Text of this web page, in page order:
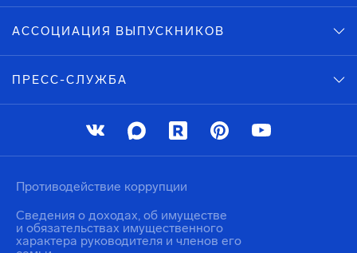
АССОЦИАЦИЯ ВЫПУСКНИКОВ
ПРЕСС-СЛУЖБА
Противодействие коррупции
Сведения о доходах, об имуществе
и обязательствах имущественного
характера руководителя и членов его